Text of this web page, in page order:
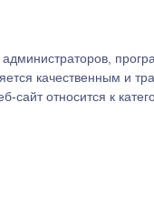
качественным и
сайт относится к